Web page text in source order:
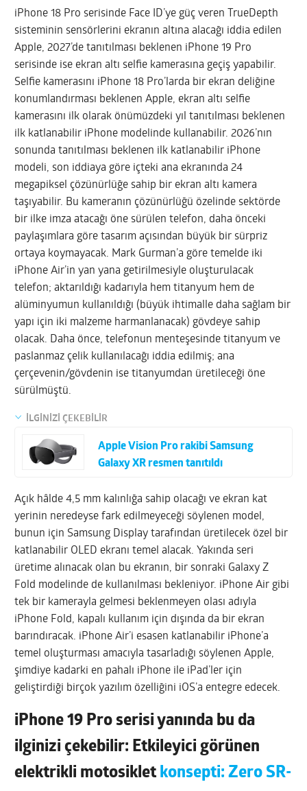
iPhone 18 Pro serisinde Face ID’ye güç veren TrueDepth
sisteminin sensörlerini ekranın altına alacağı iddia edilen
Apple, 2027’de tanıtılması beklenen iPhone 19 Pro
serisinde ise ekran altı selfie kamerasına geçiş yapabilir.
Selfie kamerasını iPhone 18 Pro’larda bir ekran deliğine
konumlandırması beklenen Apple, ekran altı selfie
kamerasını ilk olarak önümüzdeki yıl tanıtılması beklenen
ilk katlanabilir iPhone modelinde kullanabilir. 2026’nın
sonunda tanıtılması beklenen ilk katlanabilir iPhone
modeli, son iddiaya göre içteki ana ekranında 24
megapiksel çözünürlüğe sahip bir ekran altı kamera
taşıyabilir. Bu kameranın çözünürlüğü özelinde sektörde
bir ilke imza atacağı öne sürülen telefon, daha önceki
paylaşımlara göre tasarım açısından büyük bir sürpriz
ortaya koymayacak. Mark Gurman’a göre temelde iki
iPhone Air’in yan yana getirilmesiyle oluşturulacak
telefon; aktarıldığı kadarıyla hem titanyum hem de
alüminyumun kullanıldığı (büyük ihtimalle daha sağlam bir
yapı için iki malzeme harmanlanacak) gövdeye sahip
olacak. Daha önce, telefonun menteşesinde titanyum ve
paslanmaz çelik kullanılacağı iddia edilmiş; ana
çerçevenin/gövdenin ise titanyumdan üretileceği öne
sürülmüştü.
İLGİNİZİ ÇEKEBİLİR
Apple Vision Pro rakibi Samsung
Galaxy XR resmen tanıtıldı
Açık hâlde 4,5 mm kalınlığa sahip olacağı ve ekran kat
yerinin neredeyse fark edilmeyeceği söylenen model,
bunun için Samsung Display tarafından üretilecek özel bir
katlanabilir OLED ekranı temel alacak. Yakında seri
üretime alınacak olan bu ekranın, bir sonraki Galaxy Z
Fold modelinde de kullanılması bekleniyor. iPhone Air gibi
tek bir kamerayla gelmesi beklenmeyen olası adıyla
iPhone Fold, kapalı kullanım için dışında da bir ekran
barındıracak. iPhone Air’i esasen katlanabilir iPhone’a
temel oluşturması amacıyla tasarladığı söylenen Apple,
şimdiye kadarki en pahalı iPhone ile iPad’ler için
geliştirdiği birçok yazılım özelliğini iOS’a entegre edecek.
iPhone 19 Pro serisi yanında bu da
ilginizi çekebilir: Etkileyici görünen
elektrikli motosiklet konsepti: Zero SR-